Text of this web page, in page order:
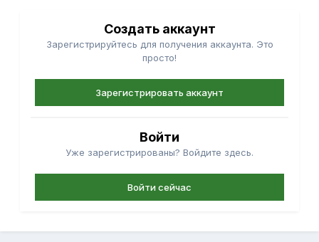
Создать аккаунт
Зарегистрируйтесь для получения аккаунта. Это
просто!
Зарегистрировать аккаунт
Войти
Уже зарегистрированы? Войдите здесь.
Войти сейчас